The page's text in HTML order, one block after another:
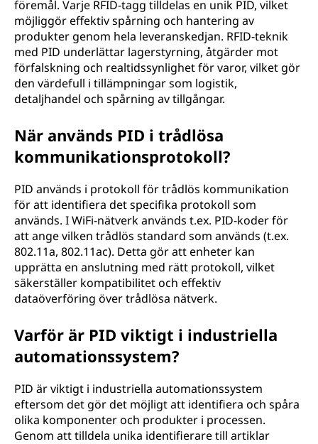
föremål. Varje RFID-tagg tilldelas en unik PID, vilket
möjliggör effektiv spårning och hantering av
produkter genom hela leveranskedjan. RFID-teknik
med PID underlättar lagerstyrning, åtgärder mot
förfalskning och realtidssynlighet för varor, vilket gör
den värdefull i tillämpningar som logistik,
detaljhandel och spårning av tillgångar.
När används PID i trådlösa
kommunikationsprotokoll?
PID används i protokoll för trådlös kommunikation
för att identifiera det specifika protokoll som
används. I WiFi-nätverk används t.ex. PID-koder för
att ange vilken trådlös standard som används (t.ex.
802.11a, 802.11ac). Detta gör att enheter kan
upprätta en anslutning med rätt protokoll, vilket
säkerställer kompatibilitet och effektiv
dataöverföring över trådlösa nätverk.
Varför är PID viktigt i industriella
automationssystem?
PID är viktigt i industriella automationssystem
eftersom det gör det möjligt att identifiera och spåra
olika komponenter och produkter i processen.
Genom att tilldela unika identifierare till artiklar